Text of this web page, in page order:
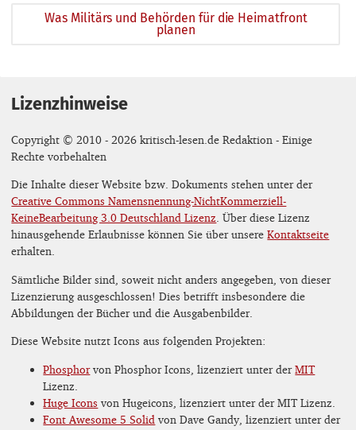
Was Militärs und Behörden für die Heimatfront
planen
Lizenzhinweise
Copyright © 2010 - 2026 kritisch-lesen.de Redaktion - Einige
Rechte vorbehalten
Die Inhalte dieser Website bzw. Dokuments stehen unter der
Creative Commons Namensnennung-NichtKommerziell-
KeineBearbeitung 3.0 Deutschland Lizenz. Über diese Lizenz
hinausgehende Erlaubnisse können Sie über unsereKontaktseite
erhalten.
Sämtliche Bilder sind, soweit nicht anders angegeben, von dieser
Lizenzierung ausgeschlossen! Dies betrifft insbesondere die
Abbildungen der Bücher und die Ausgabenbilder.
Diese Website nutzt Icons aus folgenden Projekten:
Phosphorvon Phosphor Icons, lizenziert unter derMIT
Lizenz.
Huge Icons von Hugeicons, lizenziert unter der MIT Lizenz.
Font Awesome 5 Solid von Dave Gandy, lizenziert unter der